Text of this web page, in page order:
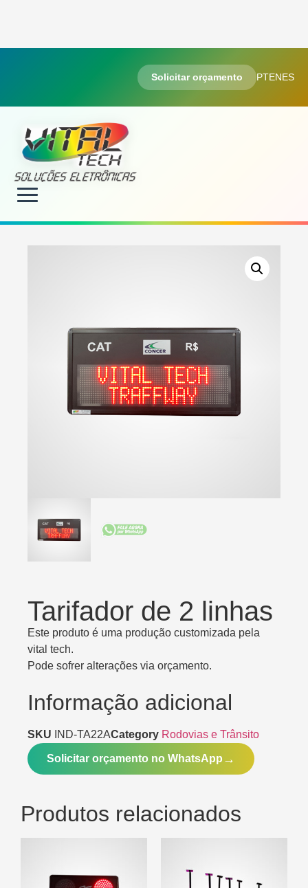
Solicitar orçamento PTENES
Tarifador de 2 linhas
Este produto é uma produção customizada pela
vital tech.
Pode sofrer alterações via orçamento.
Informação adicional
SKU IND-TA22ACategory Rodovias e Trânsito
Solicitar orçamento no WhatsApp
Produtos relacionados